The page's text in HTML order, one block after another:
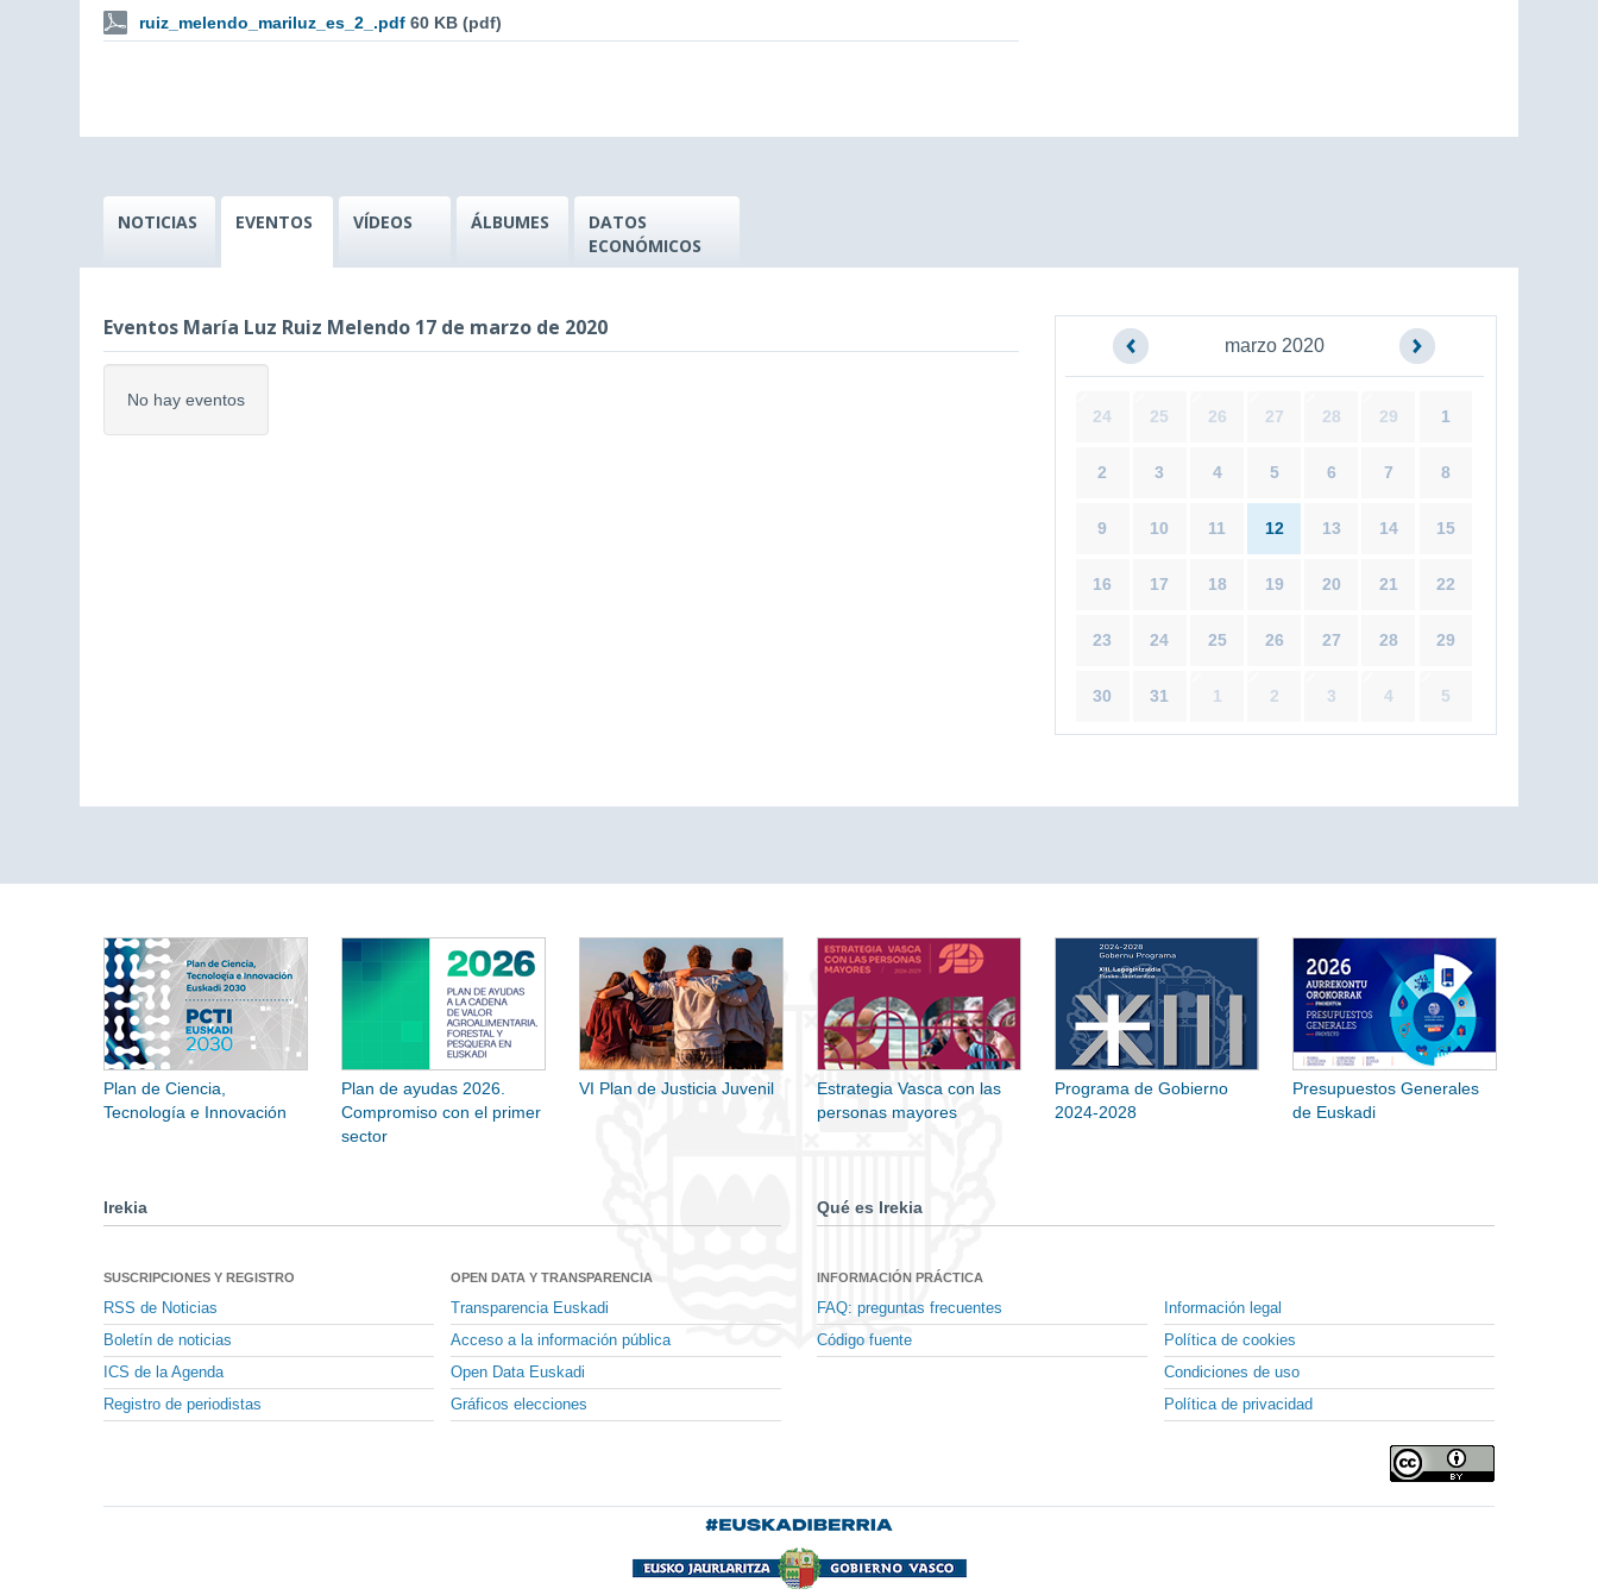
ruiz_melendo_mariluz_es_2_.pdf 60 KB (pdf)
NOTICIAS EVENTOS VÍDEOS ÁLBUMES
DATOS
ECONÓMICOS
Eventos María Luz Ruiz Melendo 17 de marzo de 2020
No hay eventos
marzo 2020
24 25 26 27 28 29 1
2 3 4 5 6 7 8
9 10 11 12 13 14 15
16 17 18 19 20 21 22
23 24 25 26 27 28 29
30 31 1 2 3 4 5
Plan de Ciencia,
Tecnología e Innovación
Plan de ayudas 2026.
Compromiso con el primer
sector
VI Plan de Justicia Juvenil
Estrategia Vasca con las
personas mayores
Programa de Gobierno
2024-2028
Presupuestos Generales
de Euskadi
Irekia
SUSCRIPCIONES Y REGISTRO
RSS de Noticias
Boletín de noticias
ICS de la Agenda
Registro de periodistas
OPEN DATA Y TRANSPARENCIA
Transparencia Euskadi
Acceso a la información pública
Open Data Euskadi
Gráficos elecciones
Qué es Irekia
INFORMACIÓN PRÁCTICA
FAQ: preguntas frecuentes
Código fuente
Información legal
Política de cookies
Condiciones de uso
Política de privacidad